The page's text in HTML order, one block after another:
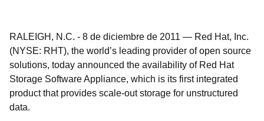
RALEIGH, N.C. - 8 de diciembre de 2011 — Red Hat, Inc.
(NYSE: RHT), the world’s leading provider of open source
solutions, today announced the availability of Red Hat
Storage Software Appliance, which is its first integrated
product that provides scale-out storage for unstructured
data.